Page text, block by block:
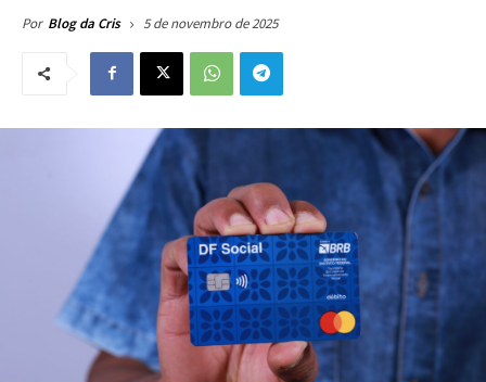
Por Blog da Cris 5 de novembro de 2025